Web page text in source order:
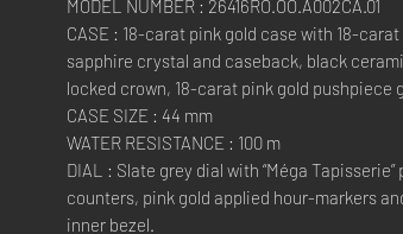
MODEL NUMBER : 26416RO.OO.A002CA.01
CASE : 18-carat pink gold case with 18-
sapphire crystal and caseback, black
locked crown, 18-carat pink gold pushpiece
CASE SIZE : 44 mm
WATER RESISTANCE : 100 m
DIAL : Slate grey dial with “Méga
counters, pink gold applied hour-markers
inner bezel.